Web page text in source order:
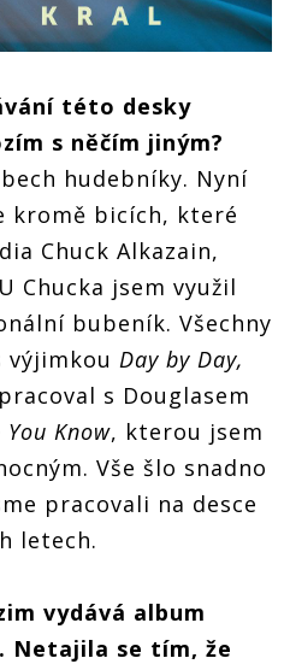
této desky
s něčím jiným?
hudebníky. Nyní
kromě bicích, které
Chuck Alkazain,
Chucka jsem využil
bubeník. Všechny
výjimkou Day by Day,
s Douglasem
You Know, kterou jsem
Vše šlo snadno
pracovali na desce
letech.
vydává album
Netajila se tím, že